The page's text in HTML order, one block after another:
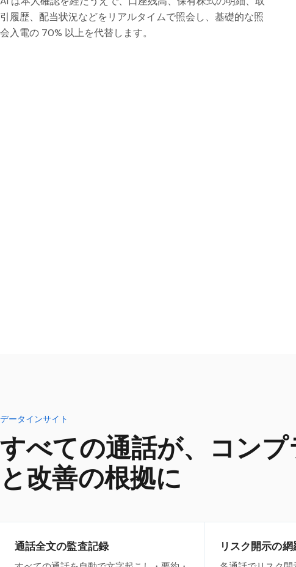
引履歴、配当状況などをリアルタイムで照会し、基礎的な照
会入電の 70% 以上を代替します。
データインサイト
すべての通話が、コンプ
と改善の根拠に
通話全文の監査記録 リスク開示の